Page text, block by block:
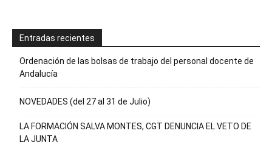
Entradas recientes
Ordenación de las bolsas de trabajo del personal docente de
Andalucía
NOVEDADES (del 27 al 31 de Julio)
LA FORMACIÓN SALVA MONTES, CGT DENUNCIA EL VETO DE
LA JUNTA